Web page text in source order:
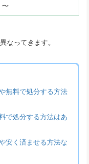
なってきます。
無料で処分する方法
で処分する方法はあ
安く済ませる方法な